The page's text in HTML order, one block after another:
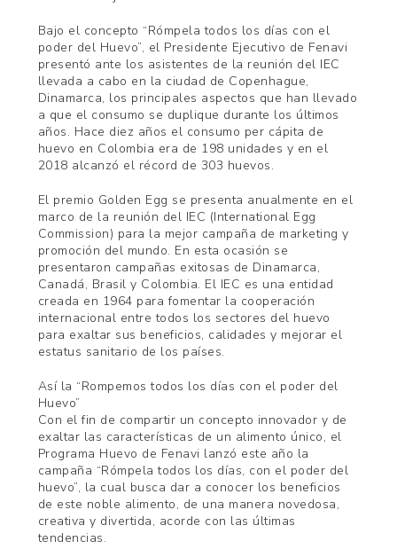
Bajo el concepto “Rómpela todos los días con el
poder del Huevo”, el Presidente Ejecutivo de Fenavi
presentó ante los asistentes de la reunión del IEC
llevada a cabo en la ciudad de Copenhague,
Dinamarca, los principales aspectos que han llevado
a que el consumo se duplique durante los últimos
años. Hace diez años el consumo per cápita de
huevo en Colombia era de 198 unidades y en el
2018 alcanzó el récord de 303 huevos.
El premio Golden Egg se presenta anualmente en el
marco de la reunión del IEC (International Egg
Commission) para la mejor campaña de marketing y
promoción del mundo. En esta ocasión se
presentaron campañas exitosas de Dinamarca,
Canadá, Brasil y Colombia. El IEC es una entidad
creada en 1964 para fomentar la cooperación
internacional entre todos los sectores del huevo
para exaltar sus beneficios, calidades y mejorar el
estatus sanitario de los países.
Así la “Rompemos todos los días con el poder del
Huevo”
Con el fin de compartir un concepto innovador y de
exaltar las características de un alimento único, el
Programa Huevo de Fenavi lanzó este año la
campaña “Rómpela todos los días, con el poder del
huevo”, la cual busca dar a conocer los beneficios
de este noble alimento, de una manera novedosa,
creativa y divertida, acorde con las últimas
tendencias.